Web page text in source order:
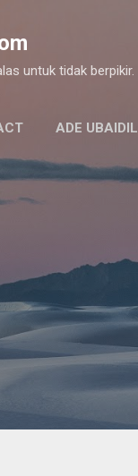
untuk tidak berpikir.
ADE UBAIDIL